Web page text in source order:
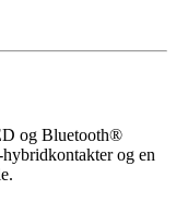
og Bluetooth®
og en